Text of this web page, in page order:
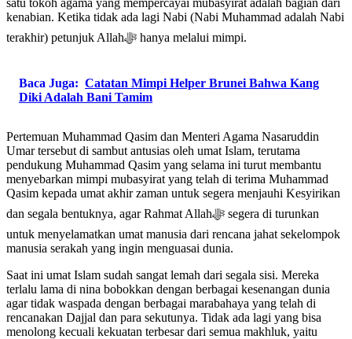
kenabian. Ketika tidak ada lagi Nabi (Nabi Muhammad adalah Nabi
terakhir) petunjuk Allahﷻ hanya melalui mimpi.
Baca Juga: Catatan Mimpi Helper Brunei Bahwa Kang
Diki Adalah Bani Tamim
Pertemuan Muhammad Qasim dan Menteri Agama Nasaruddin
Umar tersebut di sambut antusias oleh umat Islam, terutama
pendukung Muhammad Qasim yang selama ini turut membantu
menyebarkan mimpi mubasyirat yang telah di terima Muhammad
Qasim kepada umat akhir zaman untuk segera menjauhi Kesyirikan
dan segala bentuknya, agar Rahmat Allahﷻ segera di turunkan
untuk menyelamatkan umat manusia dari rencana jahat sekelompok
manusia serakah yang ingin menguasai dunia.
Saat ini umat Islam sudah sangat lemah dari segala sisi. Mereka
terlalu lama di nina bobokkan dengan berbagai kesenangan dunia
agar tidak waspada dengan berbagai marabahaya yang telah di
rencanakan Dajjal dan para sekutunya. Tidak ada lagi yang bisa
menolong kecuali kekuatan terbesar dari semua makhluk, yaitu